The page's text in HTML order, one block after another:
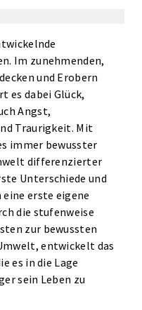
Im zunehmenden,
und Erobern
es dabei Glück,
Angst,
Traurigkeit. Mit
immer bewusster
differenzierter
Unterschiede und
erste eigene
die stufenweise
zur bewussten
entwickelt das
es in die Lage
sein Leben zu